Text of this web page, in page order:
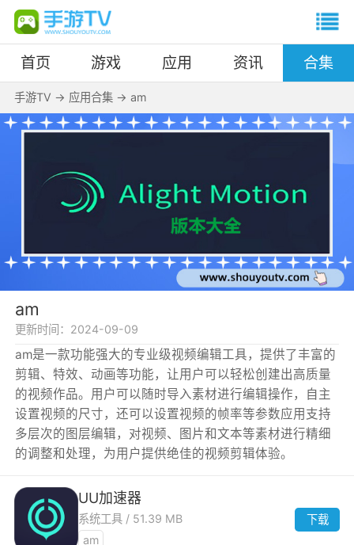
首页 游戏 应用 资讯 合集
手游TV -> 应用合集-> am
am
更新时间： 2024-09-09
am是一款功能强大的专业级视频编辑工具，提供了丰富的
剪辑、特效、动画等功能，让用户可以轻松创建出高质量
的视频作品。用户可以随时导入素材进行编辑操作，自主
设置视频的尺寸，还可以设置视频的帧率等参数应用支持
多层次的图层编辑，对视频、图片和文本等素材进行精细
的调整和处理，为用户提供绝佳的视频剪辑体验。
UU加速器
系统工具 / 51.39 MB
am
下载